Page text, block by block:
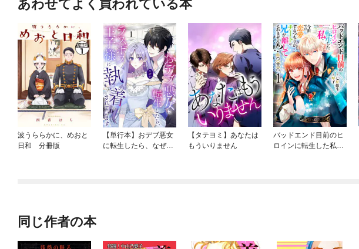
あわせてよく買われている本
波うららかに、めおと
日和 分冊版
【単行本】おデブ悪女
に転生したら、なぜか
【タテヨミ】あなたは
もういりません
バッドエンド目前のヒ
ロインに転生した私、
同じ作者の本